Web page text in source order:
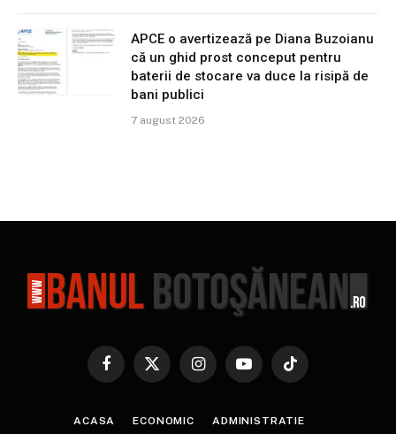
APCE o avertizează pe Diana Buzoianu
că un ghid prost conceput pentru
baterii de stocare va duce la risipă de
bani publici
7 august 2026
Facebook
X
InstagramYouTubeTikTok
ACASA ECONOMIC ADMINISTRATIE